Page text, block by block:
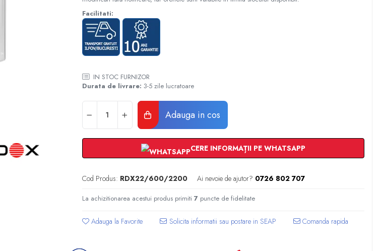
Facilitati:
IN STOC FURNIZOR
Durata de livrare: 3-5 zile lucratoare
Adauga in cos
CERE INFORMAȚII PE WHATSAPP
Cod Produs: RDX22/600/2200 Ai nevoie de ajutor? 0726 802 707
La achizitionarea acestui produs primiti 7puncte de fidelitate
Adauga la Favorite Comanda rapida